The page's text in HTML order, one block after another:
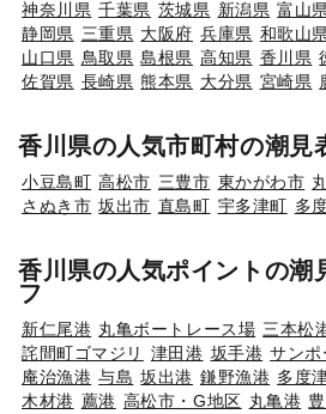
神奈川県 千葉県 茨城県 新潟県 富山県
静岡県 三重県 大阪府 兵庫県 和歌山県
山口県 鳥取県 島根県 高知県 香川県
佐賀県 長崎県 熊本県 大分県 宮崎県
香川県の人気市町村の潮見
小豆島町 高松市 三豊市 東かがわ市
さぬき市 坂出市 直島町 宇多津町 多
香川県の人気ポイントの潮
フ
新仁尾港 丸亀ボートレース場 三本松
詫間町ゴマジリ
津田港 坂手港 サンポ
庵治漁港 与島 坂出港 鎌野漁港 多度
木材港 薦港 高松市・G地区 丸亀港